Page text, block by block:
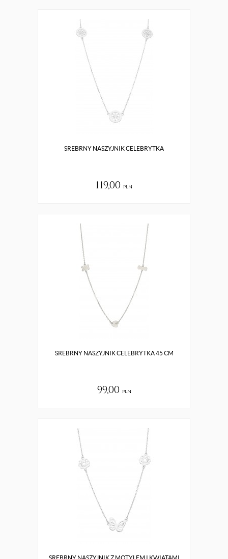
SREBRNY NASZYJNIK CELEBRYTKA
119,00 pln
SREBRNY NASZYJNIK CELEBRYTKA 45 CM
99,00 pln